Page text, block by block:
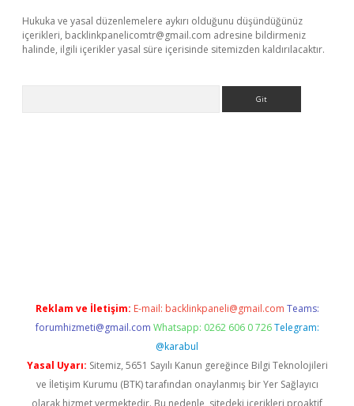
Hukuka ve yasal düzenlemelere aykırı olduğunu düşündüğünüz
içerikleri, backlinkpanelicomtr@gmail.com adresine bildirmeniz
halinde, ilgili içerikler yasal süre içerisinde sitemizden kaldırılacaktır.
Reklam ve İletişim: E-mail: backlinkpaneli@gmail.com Teams:
forumhizmeti@gmail.com Whatsapp: 0262 606 0 726 Telegram:
@karabul
Yasal Uyarı: Sitemiz, 5651 Sayılı Kanun gereğince Bilgi Teknolojileri
ve İletişim Kurumu (BTK) tarafından onaylanmış bir Yer Sağlayıcı
olarak hizmet vermektedir. Bu nedenle, sitedeki içerikleri proaktif